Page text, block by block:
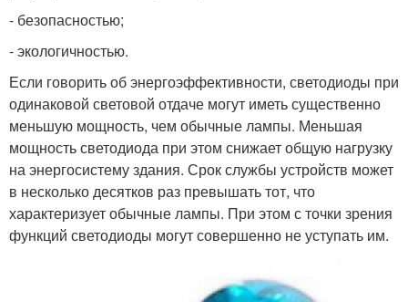
- безопасностью;
- экологичностью.
Если говорить об энергоэффективности, светодиоды при
одинаковой световой отдаче могут иметь существенно
меньшую мощность, чем обычные лампы. Меньшая
мощность светодиода при этом снижает общую нагрузку
на энергосистему здания. Срок службы устройств может
в несколько десятков раз превышать тот, что
характеризует обычные лампы. При этом с точки зрения
функций светодиоды могут совершенно не уступать им.